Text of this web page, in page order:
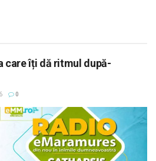
care îți dă ritmul după-
0